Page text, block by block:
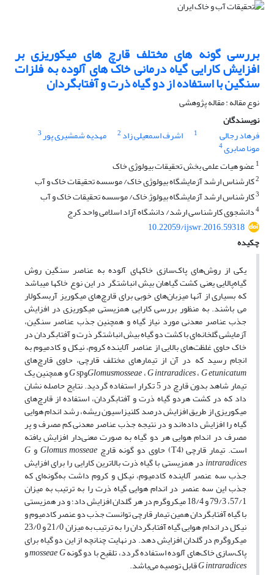
بررسی گونه های مختلف قارچ های میکوریزی بر
افزایش کارایی گیاه درمانی خاک های آلوده به فلزات
سنگین با استفاده از دو گیاه ذرت و آفتابگردان
نوع مقاله : مقاله پژوهشی
نویسندگان
فرهاد رجالی
1 اشرف اسمعیلی زاد 2 مهدیه شمشیری پور3
مونا صابری4
1عضو هیات علمی بخش تحقیقات بیولوژی خاک
2کارشناس ارشد آزمایشگاه بیولوژی خاک/ موسسه تحقیقات خاک و آب
3کارشناس ارشد آزمایشگاه بیولوژِ خاک/ موسسه تحقیقات خاک و آب
4دانشجوی کارشناسی ارشد/ دانشگاه آزاد اسلامی واحد کرج
10.22059/ijswr.2016.59318
چکیده
یکی از روش‌های پاک‌سازی خاک­های آلوده به عناصر سنگین روش
گیاه‌پالایی یعنی کشت گیاهان بیش انباشتگر در این نوع خاک­ها می­باشد
که بسیاری از آن­ها میزبان‌های خوبی برای قارچ‌های میکوریز آربسکولار
می باشند. به منظور بررسی کارایی همزیستی میکوریزی در افزایش
جذب عناصر معدنی مورد نیاز گیاه و همچنین جذب عناصر سنگین،
آزمایشی گلخانه‌ای با کشت دو گیاه بیش انباشتگر ذرت و آفتابگردان در
خاک حاوی غلظت‌های بالایی از عناصر آلاینده کروم، نیکل و کادمیوم به
انجام رسید که در آن از تیمارهای مختلف قارچی، حاوی قارچ‌های
Glomusmosseae،Gintraradices،G etunicatum و Gsp و همچنین یک
تیمار شاهد بدون قارچ در 5 تکرار استفاده گردید. نتایج حاصله نشان
داد که در کشت هردو گیاه ذرت و آفتابگردان، استفاده از قارچ‌های
میکوریزی از طریق افزایش درصد کلنیزاسیون ریشه، رشد اندام هوایی
گیاه را افزایش داده‌اند و در نتیجه جذب عناصر معدنی کم مصرف و پر
مصرف در اندام هوایی هر دو گیاه به صورت معنی‌دار افزایش یافته
است. تیمار قارچی (T4) حاوی دو گونه قارچ Glomus mosseaeوG
intraradicesدر همزیستی با گیاه ذرت بالاترین کارایی را برای افزایش
جذب سه عنصر آلاینده کادمیوم، نیکل و کروم داشت به‌گونه‌ای که
جذب این سه عنصر در اندام هوایی گیاه ذرت را به ترتیب به میزان
57/1، 79/3 و 18/4 میکروگرم در هر گلدان افزایش داد؛ و در همزیستی
با گیاه آفتابگردان همین تیمار قارچی توانست جذب دو عنصر کادمیوم و
نیکل در اندام هوایی گیاه آفتابگردان را به ترتیب به میزان 21/0 و 23/0
میکروگرم در گلدان افزایش دهد. در نهایت چنانچه از این دو گیاه برای
پاک‌سازی خاک‌های آلوده استفاده گردد، تلقیح با دو گونه mosseaeG و
G intraradicesقابل توصیه می‌باشد.